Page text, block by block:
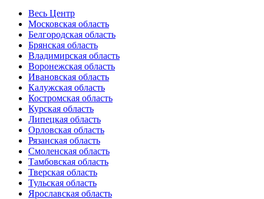
Весь Центр
Московская область
Белгородская область
Брянская область
Владимирская область
Воронежская область
Ивановская область
Калужская область
Костромская область
Курская область
Липецкая область
Орловская область
Рязанская область
Смоленская область
Тамбовская область
Тверская область
Тульская область
Ярославская область